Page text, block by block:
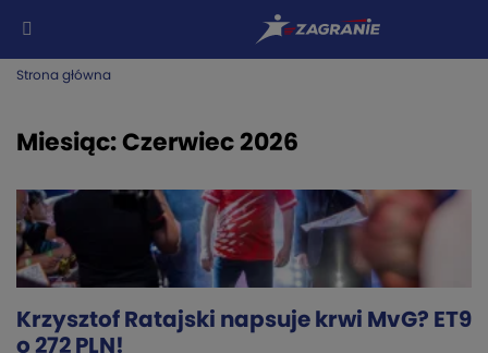
Strona główna
Miesiąc: Czerwiec 2026
Krzysztof Ratajski napsuje krwi MvG? ET9
o 272 PLN!